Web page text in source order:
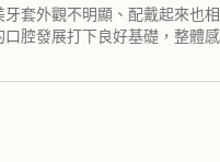
套外觀不明顯、配戴起來也相
腔發展打下良好基礎，整體感